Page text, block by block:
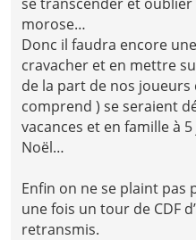
morose…
Donc il faudra encore
cravacher et en mettre
de la part de nos joueurs
comprend ) se seraient
vacances et en famille à
Noël…
Enfin on ne se plaint pas
une fois un tour de CDF
retransmis.